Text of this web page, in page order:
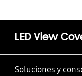
Soluciones y